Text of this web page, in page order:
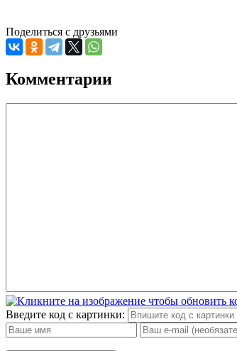
Поделиться с друзьями
Комментарии
Введите код с картинки: